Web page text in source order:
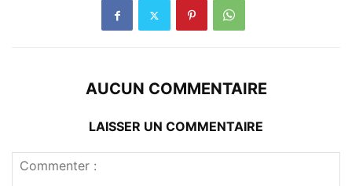
AUCUN COMMENTAIRE
LAISSER UN COMMENTAIRE